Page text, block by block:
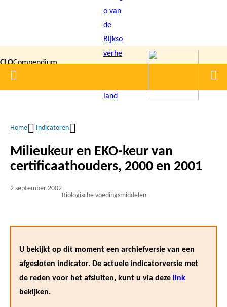
inhoud
gaan
CLOCompendium
voor de
Home
Kruimelpad
Home Indicatoren
Milieukeur en EKO-keur van
certificaathouders, 2000 en 2001
2 september 2002
Biologische voedingsmiddelen
U bekijkt op dit moment een archiefversie van een
afgesloten indicator. De actuele indicatorversie met
de reden voor het afsluiten, kunt u via deze link
bekijken.